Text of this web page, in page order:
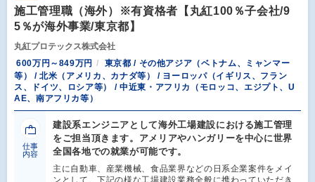
施工管理職（海外）※有資格者【丸紅100％子会社/9
5％が海外事業/東京都】
丸紅プロテックス株式会社
600万円～849万円
東京都 / その他アジア（ベトナム、ミャンマー
等） / 北米（アメリカ、カナダ等） / ヨーロッパ（イギリス、フラン
ス、ドイツ、ロシア等） / 中近東・アフリカ（モロッコ、エジプト、U
AE、南アフリカ等）
仕事
内容
建設系エンジニアとして海外工場建設における施工管理
をご担当頂きます。アメリアやハンガリーを中心に世界
全国各地での就業が可能です。
主に自動車、産業機械、食品業界などの日系企業案件をメイ